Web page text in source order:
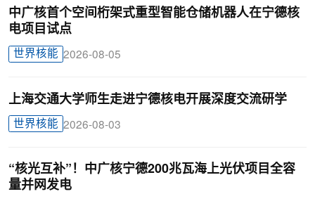
中广核首个空间桁架式重型智能仓储机器人在宁德核
电项目试点
世界核能 2026-08-05
上海交通大学师生走进宁德核电开展深度交流研学
世界核能 2026-08-03
“核光互补”！中广核宁德200兆瓦海上光伏项目全容
量并网发电